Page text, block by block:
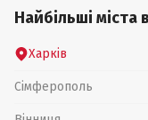
Найбільші міста
Харків
Сімферополь